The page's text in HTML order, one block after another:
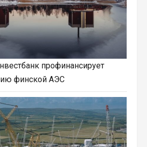
профинансирует
финской АЭС